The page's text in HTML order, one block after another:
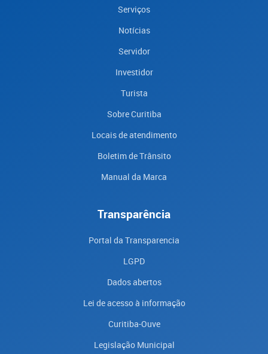
Serviços
Notícias
Servidor
Investidor
Turista
Sobre Curitiba
Locais de atendimento
Boletim de Trânsito
Manual da Marca
Transparência
Portal da Transparencia
LGPD
Dados abertos
Lei de acesso à informação
Curitiba-Ouve
Legislação Municipal